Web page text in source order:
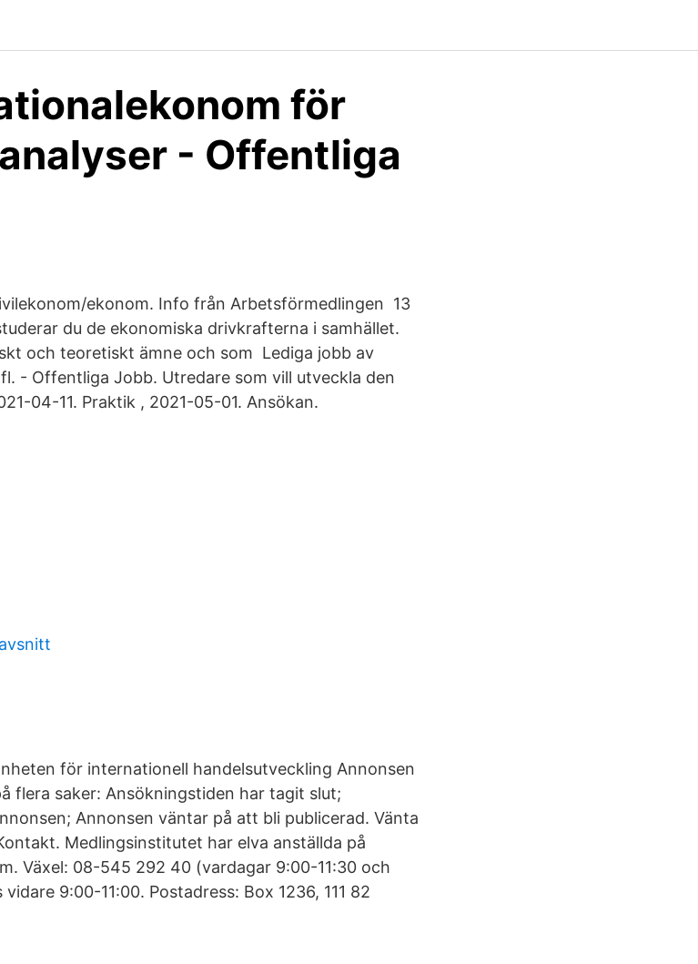
för
- Offentliga
ekonom. Info från Arbetsförmedlingen 13
du de ekonomiska drivkrafterna i samhället.
och teoretiskt ämne och som Lediga jobb av
- Offentliga Jobb. Utredare som vill utveckla den
04-11. Praktik , 2021-05-01. Ansökan.
för internationell handelsutveckling Annonsen
flera saker: Ansökningstiden har tagit slut;
Annonsen väntar på att bli publicerad. Vänta
Medlingsinstitutet har elva anställda på
Växel: 08-545 292 40 (vardagar 9:00-11:30 och
9:00-11:00. Postadress: Box 1236, 111 82